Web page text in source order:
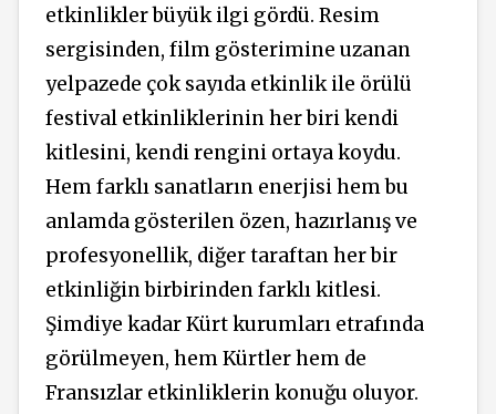
etkinlikler büyük ilgi gördü. Resim
sergisinden, film gösterimine uzanan
yelpazede çok sayıda etkinlik ile örülü
festival etkinliklerinin her biri kendi
kitlesini, kendi rengini ortaya koydu.
Hem farklı sanatların enerjisi hem bu
anlamda gösterilen özen, hazırlanış ve
profesyonellik, diğer taraftan her bir
etkinliğin birbirinden farklı kitlesi.
Şimdiye kadar Kürt kurumları etrafında
görülmeyen, hem Kürtler hem de
Fransızlar etkinliklerin konuğu oluyor.